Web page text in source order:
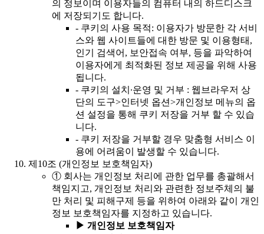
의 정보이며 이용자들의 컴퓨터 내의 하드디스크
에 저장되기도 합니다.
- 쿠키의 사용 목적: 이용자가 방문한 각 서비
스와 웹 사이트들에 대한 방문 및 이용형태,
인기 검색어, 보안접속 여부, 등을 파악하여
이용자에게 최적화된 정보 제공을 위해 사용
됩니다.
- 쿠키의 설치∙운영 및 거부 : 웹브라우저 상
단의 도구>인터넷 옵션>개인정보 메뉴의 옵
션 설정을 통해 쿠키 저장을 거부 할 수 있습
니다.
- 쿠키 저장을 거부할 경우 맞춤형 서비스 이
용에 어려움이 발생할 수 있습니다.
제10조 (개인정보 보호책임자)
① 회사는 개인정보 처리에 관한 업무를 총괄해서
책임지고, 개인정보 처리와 관련한 정보주체의 불
만 처리 및 피해구제 등을 위하여 아래와 같이 개인
정보 보호책임자를 지정하고 있습니다.
▶ 개인정보 보호책임자